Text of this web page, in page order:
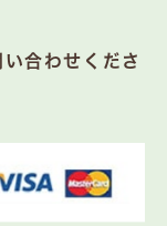
合わせくださ